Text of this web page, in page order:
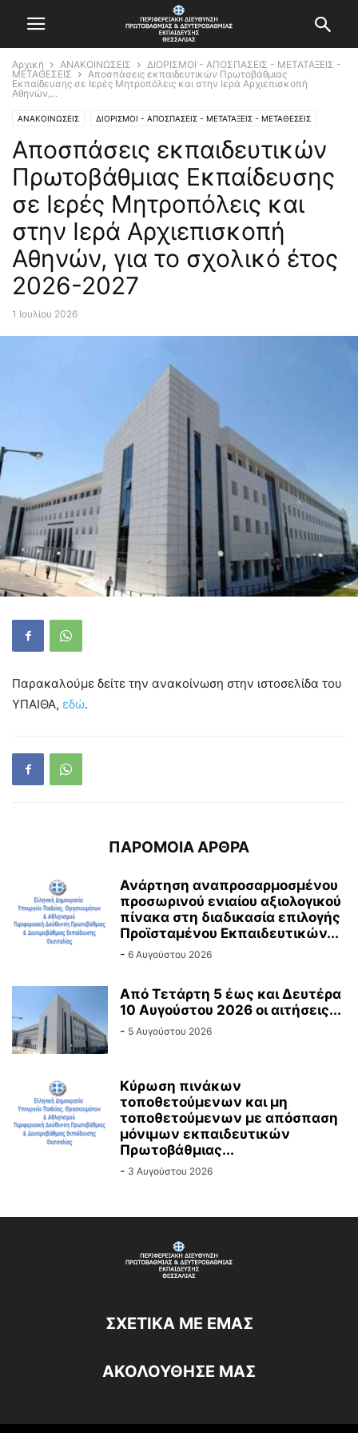
Αρχική ΑΝΑΚΟΙΝΩΣΕΙΣ
ΔΙΟΡΙΣΜΟΙ - ΑΠΟΣΠΑΣΕΙΣ - ΜΕΤΑΤΑΞΕΙΣ -
ΜΕΤΑΘΕΣΕΙΣ
Αποσπάσεις εκπαιδευτικών Πρωτοβάθμιας
Εκπαίδευσης σε Ιερές Μητροπόλεις και στην Ιερά Αρχιεπισκοπή
Αθηνών,...
ΑΝΑΚΟΙΝΩΣΕΙΣ ΔΙΟΡΙΣΜΟΙ - ΑΠΟΣΠΑΣΕΙΣ - ΜΕΤΑΤΑΞΕΙΣ - ΜΕΤΑΘΕΣΕΙΣ
Αποσπάσεις εκπαιδευτικών
Πρωτοβάθμιας Εκπαίδευσης
σε Ιερές Μητροπόλεις και
στην Ιερά Αρχιεπισκοπή
Αθηνών, για το σχολικό έτος
2026-2027
1 Ιουλίου 2026
Παρακαλούμε δείτε την ανακοίνωση στην ιστοσελίδα του
ΥΠΑΙΘΑ, εδώ.
ΠΑΡΟΜΟΙΑ ΑΡΘΡΑ
Ανάρτηση αναπροσαρμοσμένου
προσωρινού ενιαίου αξιολογικού
πίνακα στη διαδικασία επιλογής
Προϊσταμένου Εκπαιδευτικών...
- 6 Αυγούστου 2026
Από Τετάρτη 5 έως και Δευτέρα
10 Αυγούστου 2026 οι αιτήσεις...
- 5 Αυγούστου 2026
Κύρωση πινάκων
τοποθετούμενων και μη
τοποθετούμενων με απόσπαση
μόνιμων εκπαιδευτικών
Πρωτοβάθμιας...
- 3 Αυγούστου 2026
ΣΧΕΤΙΚΆ ΜΕ ΕΜΆΣ
ΑΚΟΛΟΥΘΗΣΕ ΜΑΣ